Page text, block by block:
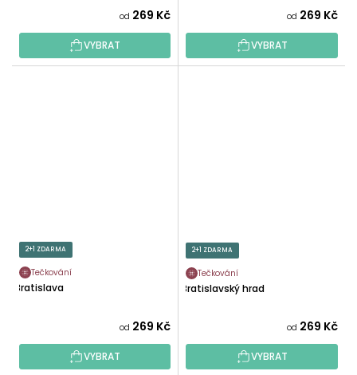
od 269 Kč
VYBRAT
od 269 Kč
VYBRAT
2+1 ZDARMA
Tečkování
Bratislava
od 269 Kč
VYBRAT
2+1 ZDARMA
Tečkování
Bratislavský hrad
od 269 Kč
VYBRAT